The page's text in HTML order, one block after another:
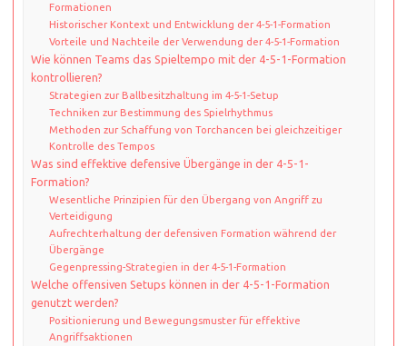
Formationen
Historischer Kontext und Entwicklung der 4-5-1-Formation
Vorteile und Nachteile der Verwendung der 4-5-1-Formation
Wie können Teams das Spieltempo mit der 4-5-1-Formation
kontrollieren?
Strategien zur Ballbesitzhaltung im 4-5-1-Setup
Techniken zur Bestimmung des Spielrhythmus
Methoden zur Schaffung von Torchancen bei gleichzeitiger
Kontrolle des Tempos
Was sind effektive defensive Übergänge in der 4-5-1-
Formation?
Wesentliche Prinzipien für den Übergang von Angriff zu
Verteidigung
Aufrechterhaltung der defensiven Formation während der
Übergänge
Gegenpressing-Strategien in der 4-5-1-Formation
Welche offensiven Setups können in der 4-5-1-Formation
genutzt werden?
Positionierung und Bewegungsmuster für effektive
Angriffsaktionen